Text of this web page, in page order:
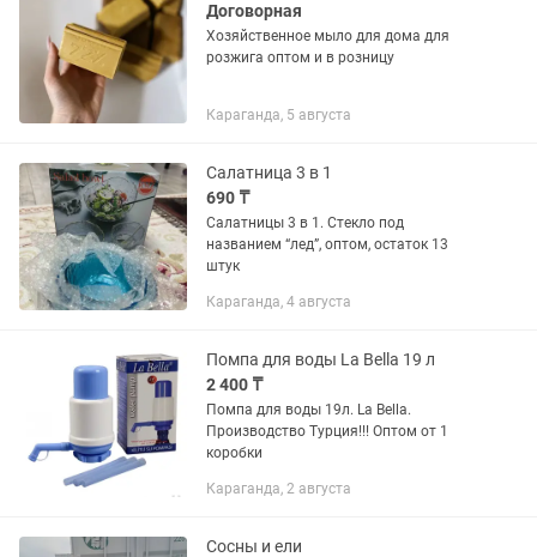
Договорная
Хозяйственное мыло для дома для
розжига оптом и в розницу
Караганда, 5 августа
Салатница 3 в 1
690 ₸
Салатницы 3 в 1. Стекло под
названием “лед”, оптом, остаток 13
штук
Караганда, 4 августа
Помпа для воды La Bella 19 л
2 400 ₸
Помпа для воды 19л. La Bella.
Производство Турция!!! Оптом от 1
коробки
Караганда, 2 августа
Сосны и ели